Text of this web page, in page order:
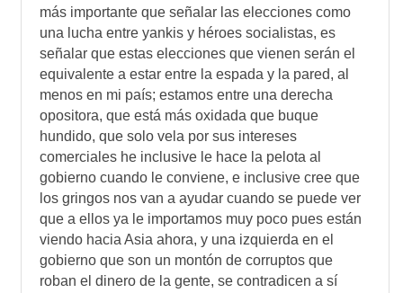
más importante que señalar las elecciones como
una lucha entre yankis y héroes socialistas, es
señalar que estas elecciones que vienen serán el
equivalente a estar entre la espada y la pared, al
menos en mi país; estamos entre una derecha
opositora, que está más oxidada que buque
hundido, que solo vela por sus intereses
comerciales he inclusive le hace la pelota al
gobierno cuando le conviene, e inclusive cree que
los gringos nos van a ayudar cuando se puede ver
que a ellos ya le importamos muy poco pues están
viendo hacia Asia ahora, y una izquierda en el
gobierno que son un montón de corruptos que
roban el dinero de la gente, se contradicen a sí